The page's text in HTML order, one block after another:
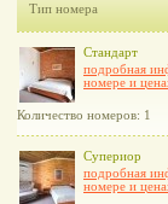
Тип номера
Стандарт
подробная
номере и
Количество номеров: 1
Супериор
подробная
номере и